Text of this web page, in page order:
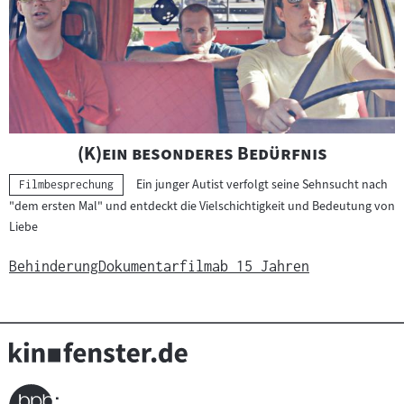
e
r
g
e
b
n
s
e
"
(K)ein besonderes Bedürfnis"
Kategorie:
Filmbesprechung
Ein junger Autist verfolgt seine Sehnsucht nach
"dem ersten Mal" und entdeckt die Vielschichtigkeit und Bedeutung von
Liebe
BehinderungDokumentarfilmab 15 Jahren